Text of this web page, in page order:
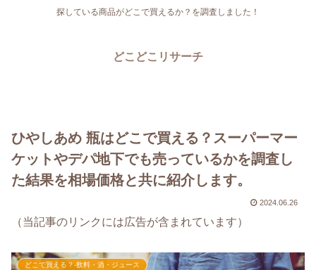
探している商品がどこで買えるか？を調査しました！
どこどこリサーチ
ひやしあめ 瓶はどこで買える？スーパーマー
ケットやデパ地下でも売っているかを調査し
た結果を相場価格と共に紹介します。
2024.06.26
（当記事のリンクには広告が含まれています）
どこで買える？-飲料・酒・ジュース